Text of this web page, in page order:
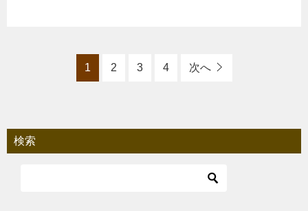
1 2 3 4 次へ
検索